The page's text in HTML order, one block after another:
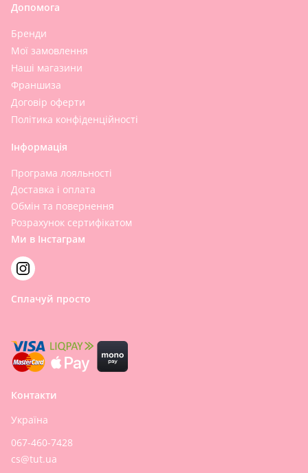
Допомога
Бренди
Мої замовлення
Наші магазини
Франшиза
Договір оферти
Політика конфіденційності
Інформація
Програма лояльності
Доставка і оплата
Обмін та повернення
Розрахунок сертифікатом
Ми в Інстаграм
Сплачуй просто
Контакти
Україна
067-460-7428
cs@tut.ua